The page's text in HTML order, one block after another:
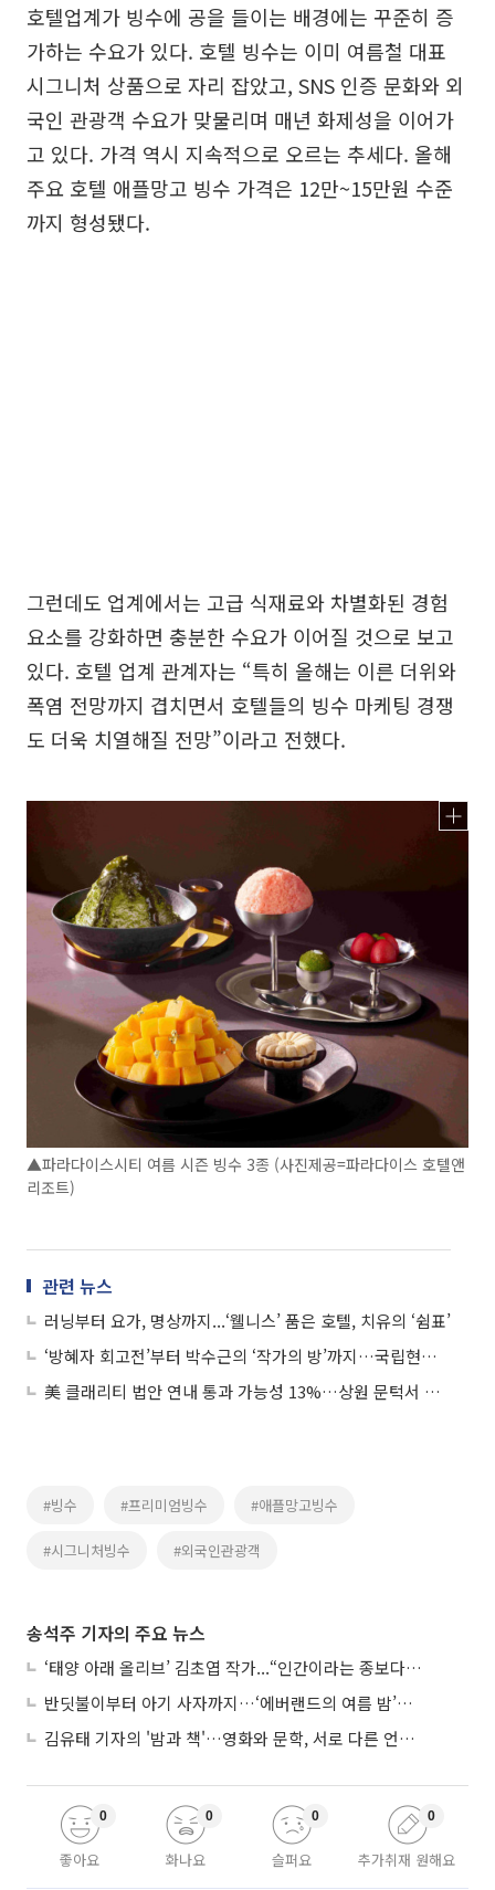
호텔업계가 빙수에 공을 들이는 배경에는 꾸준히 증
가하는 수요가 있다. 호텔 빙수는 이미 여름철 대표
시그니처 상품으로 자리 잡았고, SNS 인증 문화와 외
국인 관광객 수요가 맞물리며 매년 화제성을 이어가
고 있다. 가격 역시 지속적으로 오르는 추세다. 올해
주요 호텔 애플망고 빙수 가격은 12만~15만원 수준
까지 형성됐다.
그런데도 업계에서는 고급 식재료와 차별화된 경험
요소를 강화하면 충분한 수요가 이어질 것으로 보고
있다. 호텔 업계 관계자는 “특히 올해는 이른 더위와
폭염 전망까지 겹치면서 호텔들의 빙수 마케팅 경쟁
도 더욱 치열해질 전망”이라고 전했다.
▲파라다이스시티 여름 시즌 빙수 3종 (사진제공=파라다이스 호텔앤
리조트)
관련 뉴스
러닝부터 요가, 명상까지...‘웰니스’ 품은 호텔, 치유의 ‘쉼표’
‘방혜자 회고전’부터 박수근의 ‘작가의 방’까지…국립현대미술관 3곳 주요 전시 한눈에
美 클래리티 법안 연내 통과 가능성 13%…상원 문턱서 제동
#빙수 #프리미엄빙수 #애플망고빙수
#시그니처빙수 #외국인관광객
송석주 기자의 주요 뉴스
‘태양 아래 올리브’ 김초엽 작가...“인간이라는 종보다 설명하기 어려운 한 사람을 쓰고 싶었다”
반딧불이부터 아기 사자까지…‘에버랜드의 여름 밤’이 기다려지는 이유
김유태 기자의 '밤과 책'…영화와 문학, 서로 다른 언어를 읽다
좋아요
0
화나요
0
슬퍼요
0
추가취재 원해요
0